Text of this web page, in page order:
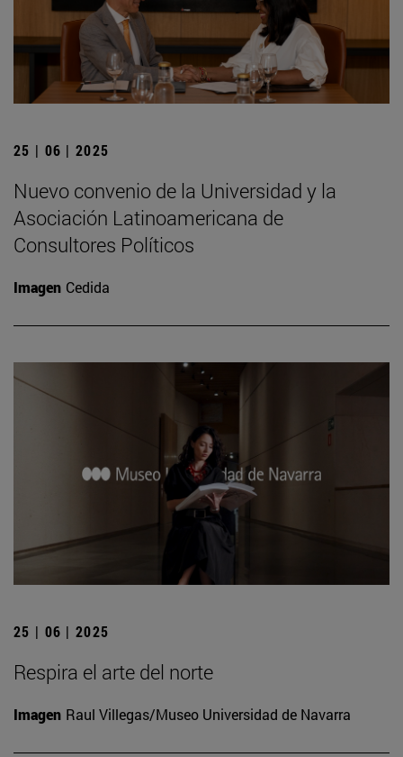
25 | 06 | 2025
Nuevo convenio de la Universidad y la
Asociación Latinoamericana de
Consultores Políticos
Imagen Cedida
25 | 06 | 2025
Respira el arte del norte
Imagen Raul Villegas/Museo Universidad de Navarra